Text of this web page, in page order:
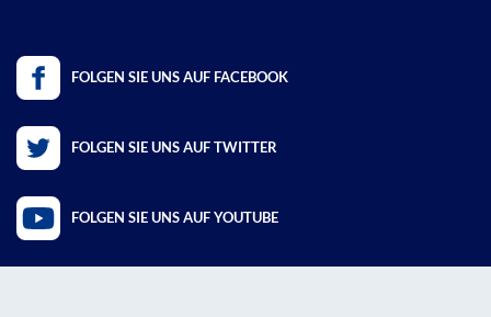
FOLGEN SIE UNS AUF FACEBOOK
FOLGEN SIE UNS AUF TWITTER
FOLGEN SIE UNS AUF YOUTUBE